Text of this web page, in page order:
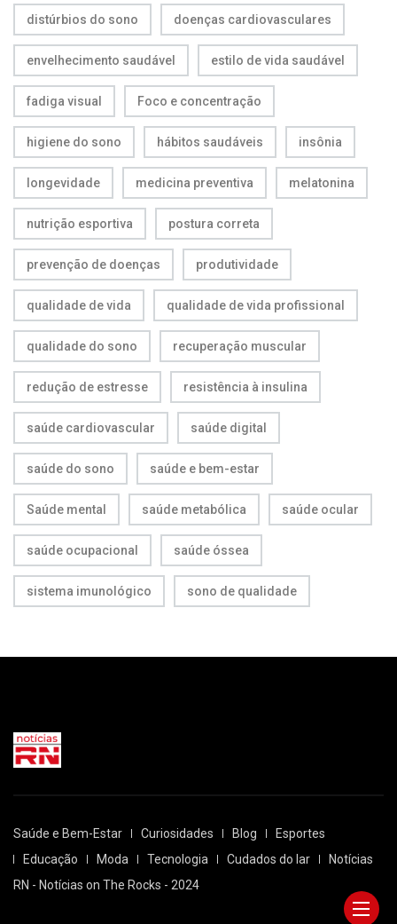
distúrbios do sono doenças cardiovasculares
envelhecimento saudável estilo de vida saudável
fadiga visual Foco e concentração
higiene do sono hábitos saudáveis insônia
longevidade medicina preventiva melatonina
nutrição esportiva postura correta
prevenção de doenças produtividade
qualidade de vida qualidade de vida profissional
qualidade do sono recuperação muscular
redução de estresse resistência à insulina
saúde cardiovascular saúde digital
saúde do sono saúde e bem-estar
Saúde mental saúde metabólica saúde ocular
saúde ocupacional saúde óssea
sistema imunológico sono de qualidade
Saúde e Bem-Estar Curiosidades Blog
Esportes
Educação
Moda Tecnologia Cudados do lar
Notícias
RN - Notícias on The Rocks - 2024